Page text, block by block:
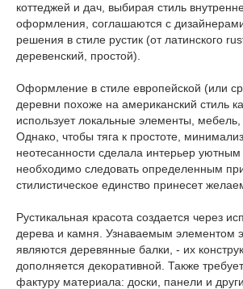
коттеджей и дач, выбирая стиль
оформления, соглашаются с
решения в стиле рустик (от латинского
деревенский, простой).
Оформление в стиле европейской (или
деревни похоже на американский стиль
использует локальные элементы, мебель,
Однако, чтобы тяга к простоте,
неотесанности сделала интерьер уютным
необходимо следовать определенным
стилистическое единство принесет
Рустикальная красота создается через
дерева и камня. Узнаваемым элементом
являются деревянные балки, - их
дополняется декоративной. Также
фактуру материала: доски, панели и